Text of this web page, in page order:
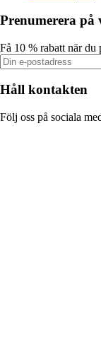
Prenumerera på
Få 10 % rabatt när du
Håll kontakten
Följ oss på sociala